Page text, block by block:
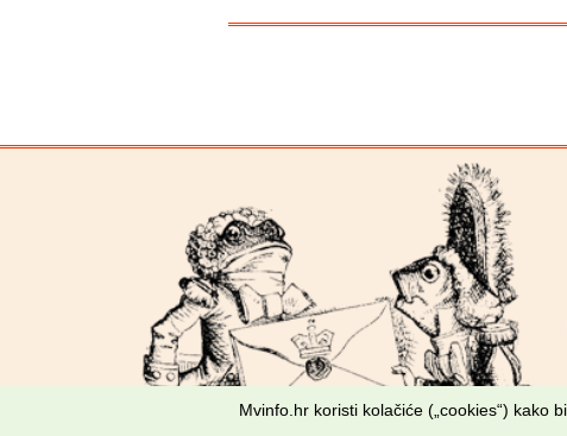
Mvinfo.hr koristi kolačiće („cookies“) kako